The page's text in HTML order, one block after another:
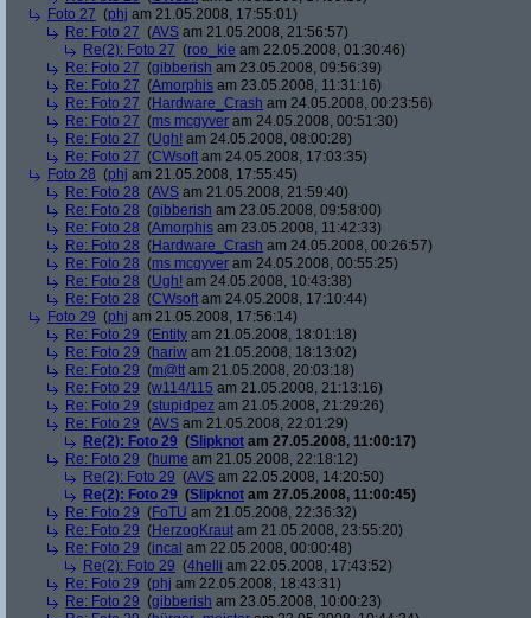
Foto 27 (phj am 21.05.2008, 17:55:01)
Re: Foto 27 (AVS am 21.05.2008, 21:56:57)
Re(2): Foto 27 (roo_kie am 22.05.2008, 01:30:46)
Re: Foto 27 (gibberish am 23.05.2008, 09:56:39)
Re: Foto 27 (Amorphis am 23.05.2008, 11:31:16)
Re: Foto 27 (Hardware_Crash am 24.05.2008, 00:23:56)
Re: Foto 27 (ms mcgyver am 24.05.2008, 00:51:30)
Re: Foto 27 (Ugh! am 24.05.2008, 08:00:28)
Re: Foto 27 (CWsoft am 24.05.2008, 17:03:35)
Foto 28 (phj am 21.05.2008, 17:55:45)
Re: Foto 28 (AVS am 21.05.2008, 21:59:40)
Re: Foto 28 (gibberish am 23.05.2008, 09:58:00)
Re: Foto 28 (Amorphis am 23.05.2008, 11:42:33)
Re: Foto 28 (Hardware_Crash am 24.05.2008, 00:26:57)
Re: Foto 28 (ms mcgyver am 24.05.2008, 00:55:25)
Re: Foto 28 (Ugh! am 24.05.2008, 10:43:38)
Re: Foto 28 (CWsoft am 24.05.2008, 17:10:44)
Foto 29 (phj am 21.05.2008, 17:56:14)
Re: Foto 29 (Entity am 21.05.2008, 18:01:18)
Re: Foto 29 (hariw am 21.05.2008, 18:13:02)
Re: Foto 29 (m@tt am 21.05.2008, 20:03:18)
Re: Foto 29 (w114/115 am 21.05.2008, 21:13:16)
Re: Foto 29 (stupidpez am 21.05.2008, 21:29:26)
Re: Foto 29 (AVS am 21.05.2008, 22:01:29)
Re(2): Foto 29 (Slipknot am 27.05.2008, 11:00:17)
Re: Foto 29 (hume am 21.05.2008, 22:18:12)
Re(2): Foto 29 (AVS am 22.05.2008, 14:20:50)
Re(2): Foto 29 (Slipknot am 27.05.2008, 11:00:45)
Re: Foto 29 (FoTU am 21.05.2008, 22:36:32)
Re: Foto 29 (HerzogKraut am 21.05.2008, 23:55:20)
Re: Foto 29 (incal am 22.05.2008, 00:00:48)
Re(2): Foto 29 (4helli am 22.05.2008, 17:43:52)
Re: Foto 29 (phj am 22.05.2008, 18:43:31)
Re: Foto 29 (gibberish am 23.05.2008, 10:00:23)